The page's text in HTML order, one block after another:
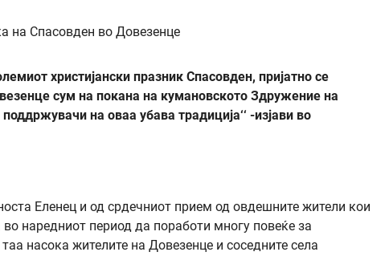
христијански празник Спасовден, пријатно се
сум на покана на кумановското Здружение на
на оваа убава традиција‘‘ -изјави во
Еленец и од срдечниот прием од овдешните жители кои
наредниот период да поработи многу повеќе за
насока жителите на Довезенце и соседните села